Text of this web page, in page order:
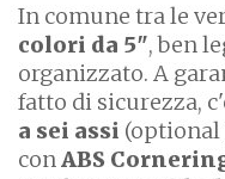
In comune tra le
colori da 5", ben
organizzato. A
fatto di sicurezza,
a sei assi (optional
conABS